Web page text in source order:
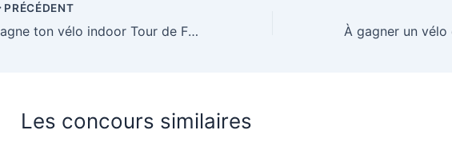
PRÉCÉDENT
Gagne ton vélo indoor Tour de France d’une valeur de 2999€
Les concours similaires